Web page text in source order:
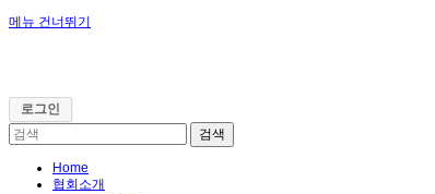
메뉴 건너뛰기
로그인
Home
협회소개